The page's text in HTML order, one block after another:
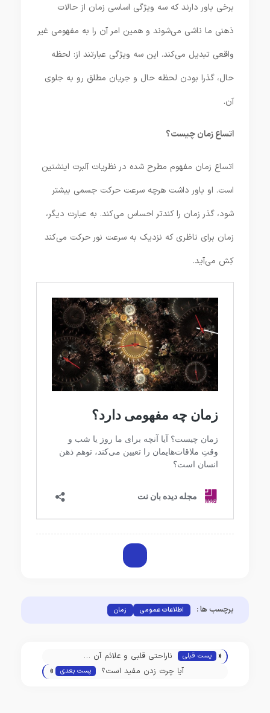
برخی باور دارند که سه ویژگی اساسی زمان از حالات
ذهنی ما ناشی می‌شوند و همین امر آن را به مفهومی غیر
واقعی تبدیل می‌کند. این سه ویژگی عبارتند از: لحظه
حال، گذرا بودن لحظه حال و جریان مطلق رو به جلوی
آن.
اتساع زمان چیست؟
اتساع زمان مفهوم مطرح شده در نظریات آلبرت اینشتین
است. او باور داشت هرچه سرعت حرکت جسمی بیشتر
شود، گذر زمان را کندتر احساس می‌کند. به عبارت دیگر،
زمان برای ناظری که نزدیک به سرعت نور حرکت می‌کند
کِش می‌آید.
برچسب ها : اطلاعات عمومی زمان
« پست قبلی
ناراحتی قلبی و علائم آن …
آیا چرت زدن مفید است؟
پست بعدی »